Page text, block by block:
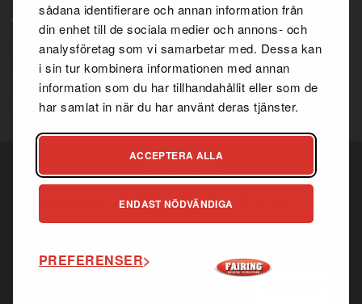
sådana identifierare och annan information från
din enhet till de sociala medier och annons- och
analysföretag som vi samarbetar med. Dessa kan
i sin tur kombinera informationen med annan
information som du har tillhandahållit eller som de
har samlat in när du har använt deras tjänster.
ACCEPTERA ALLA
ENDAST NÖDVÄNDIGA
PREFERENSER
Ostutingimused
Edasimüüja leping
Privaatsuspoliitika
Klienditeenindus
Isamarbete med
Webbfix